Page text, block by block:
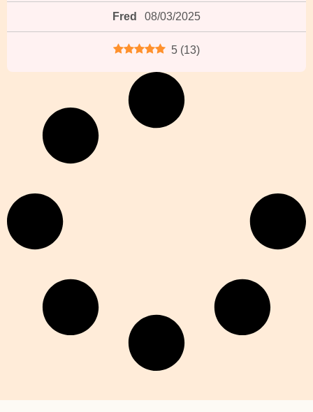
Fred 08/03/2025
5 (13)